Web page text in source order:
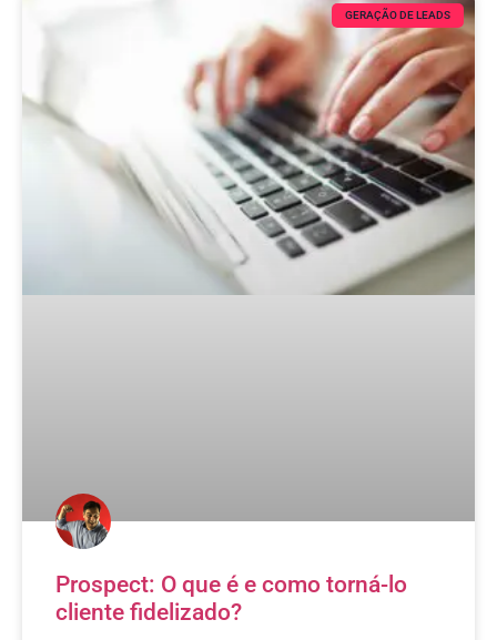
GERAÇÃO DE LEADS
Prospect: O que é e como torná-lo
cliente fidelizado?